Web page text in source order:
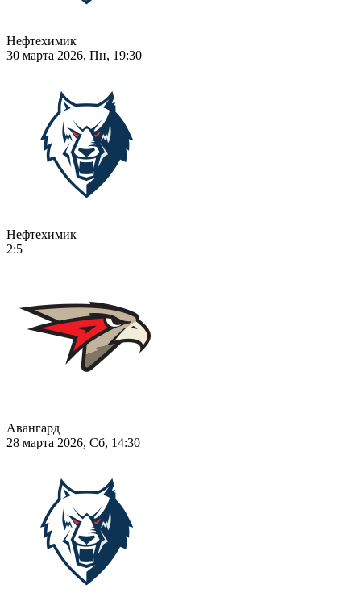
Нефтехимик
30 марта 2026, Пн, 19:30
Нефтехимик
2:5
Авангард
28 марта 2026, Сб, 14:30